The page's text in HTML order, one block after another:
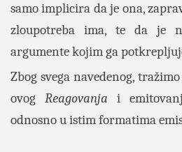
samo implicira da je ona,
zloupotreba ima, te da je
argumente kojim ga
Zbog svega navedenog,
ovog Reagovanja i
odnosno u istim formatima